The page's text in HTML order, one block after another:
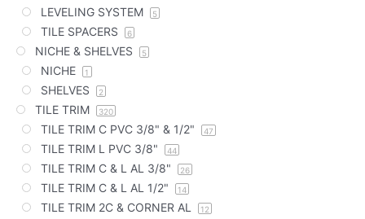
LEVELING SYSTEM 5
TILE SPACERS 6
NICHE & SHELVES 5
NICHE 1
SHELVES 2
TILE TRIM 320
TILE TRIM C PVC 3/8" & 1/2" 47
TILE TRIM L PVC 3/8" 44
TILE TRIM C & L AL 3/8" 26
TILE TRIM C & L AL 1/2" 14
TILE TRIM 2C & CORNER AL 12